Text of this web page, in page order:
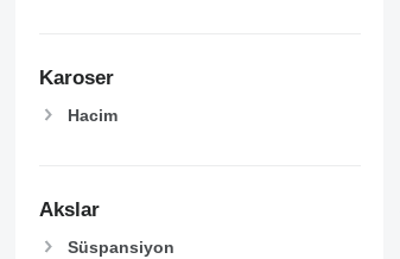
Karoser
Hacim
Akslar
Süspansiyon